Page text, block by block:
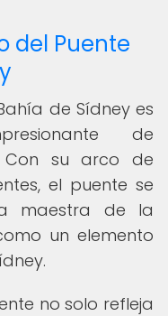
del Puente
de Sídney es
de
Con su arco de
el puente se
maestra de la
un elemento
no solo refleja